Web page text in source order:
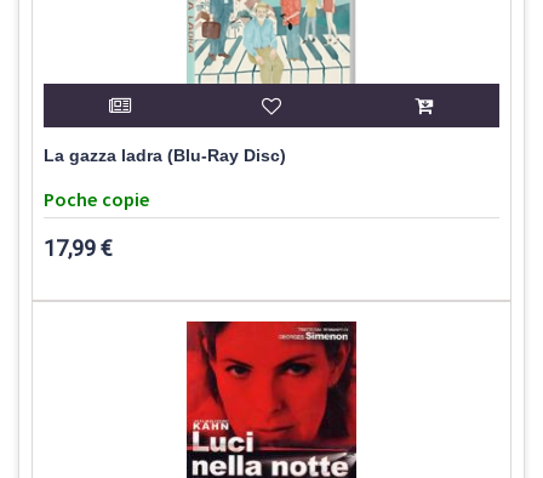
La gazza ladra (Blu-Ray Disc)
Poche copie
17,99 €